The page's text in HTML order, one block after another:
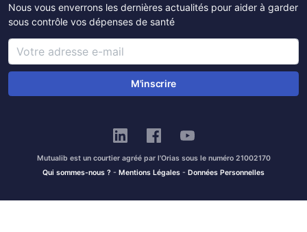
Nous vous enverrons les dernières actualités pour aider à garder
sous contrôle vos dépenses de santé
M'inscrire
Mutualib est un courtier agréé par l'Orias sous le numéro 21002170
Qui sommes-nous ? - Mentions Légales - Données Personnelles